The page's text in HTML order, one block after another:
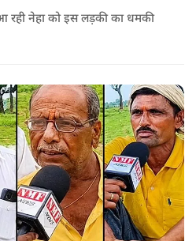
नेहा को इस लड़की का धमकी